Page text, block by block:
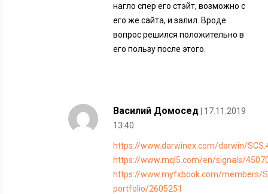
нагло спер его стэйт, возможно с
его же сайта, и залил. Вроде
вопрос решился положительно в
его пользу после этого.
Василий Домосед
| 17.11.2019
13:40
https://www.darwinex.com/darwin/
https://www.mql5.com/en/signals/
https://www.myfxbook.com/members/
portfolio/2605251